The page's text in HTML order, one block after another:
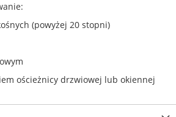
(powyżej 20 stopni)
ościeżnicy drzwiowej lub okiennej